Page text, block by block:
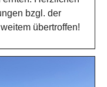
bzgl. der
übertroffen!